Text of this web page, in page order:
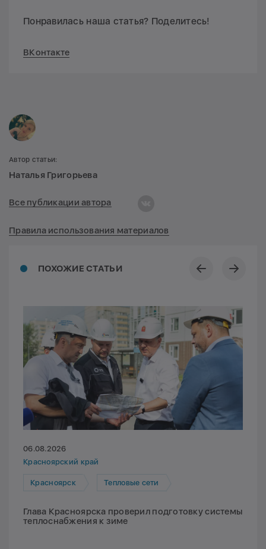
Понравилась наша статья? Поделитесь!
ВКонтакте
ПОХОЖИЕ СТАТЬИ
06.08.2026
Красноярский край
Красноярск Тепловые сети
Глава Красноярска проверил подготовку системы
теплоснабжения к зиме
Автор статьи:
Наталья Григорьева
Все публикации автора
Правила использования материалов